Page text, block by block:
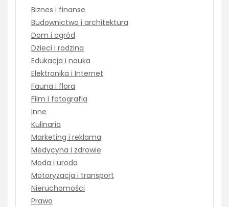
Biznes i finanse
Budownictwo i architektura
Dom i ogród
Dzieci i rodzina
Edukacja i nauka
Elektronika i Internet
Fauna i flora
Film i fotografia
Inne
Kulinaria
Marketing i reklama
Medycyna i zdrowie
Moda i uroda
Motoryzacja i transport
Nieruchomości
Prawo